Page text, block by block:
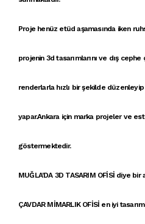
Proje henüz etüd aşamasında iken
projenin3d tasarımlarını ve dış cephe
renderlarlahızlı bir şekildedüzenleyip
yapar.Ankaraiçin marka projeler ve
göstermektedir.
MUĞLA'DA 3D TASARIM OFİSİ diye bir
ÇAVDAR MİMARLIK OFİSİ en iyi